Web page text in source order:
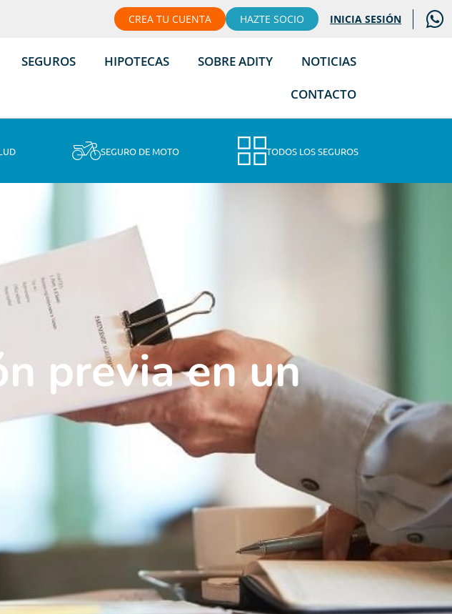
CREA TU CUENTA HAZTE SOCIO INICIA SESIÓN
SEGUROS HIPOTECAS SOBRE ADITY
NOTICIAS
CONTACTO
SEGURO DE MOTO TODOS LOS SEGUROS
previa en un